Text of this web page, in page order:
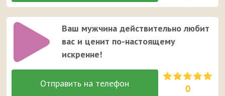
Ваш мужчина действительно любит
вас и ценит по-настоящему
искренне!
0